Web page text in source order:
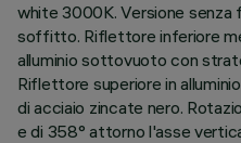
white 3000K. Versione senza
soffitto. Riflettore inferiore
alluminio sottovuoto con
Riflettore superiore in
di acciaio zincate nero.
e di 358° attorno l'asse